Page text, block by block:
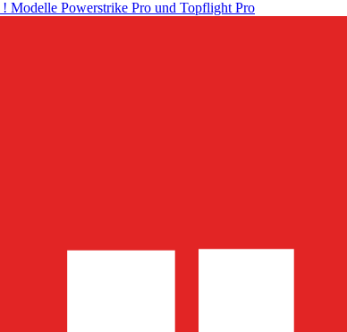
! Modelle Powerstrike Pro und Topflight Pro